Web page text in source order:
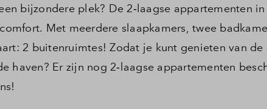
bijzondere plek? De 2‑laagse appartementen in
Met meerdere slaapkamers, twee
2 buitenruimtes! Zodat je kunt genieten van de
haven? Er zijn nog 2‑laagse appartementen